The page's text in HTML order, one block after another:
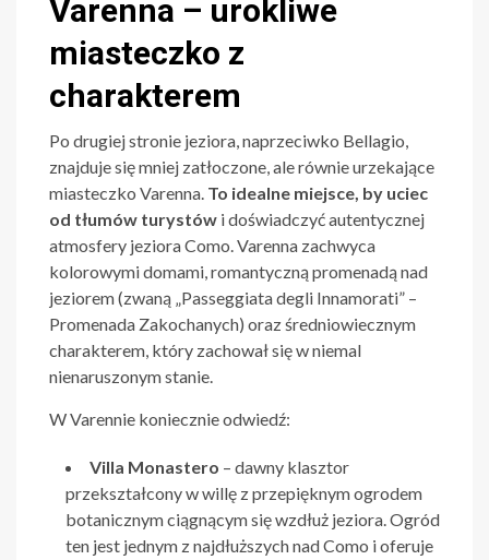
Varenna – urokliwe
miasteczko z
charakterem
Po drugiej stronie jeziora, naprzeciwko Bellagio,
znajduje się mniej zatłoczone, ale równie urzekające
miasteczko Varenna. To idealne miejsce, by uciec
od tłumów turystów i doświadczyć autentycznej
atmosfery jeziora Como. Varenna zachwyca
kolorowymi domami, romantyczną promenadą nad
jeziorem (zwaną „Passeggiata degli Innamorati” –
Promenada Zakochanych) oraz średniowiecznym
charakterem, który zachował się w niemal
nienaruszonym stanie.
W Varennie koniecznie odwiedź:
Villa Monastero – dawny klasztor
przekształcony w willę z przepięknym ogrodem
botanicznym ciągnącym się wzdłuż jeziora. Ogród
ten jest jednym z najdłuższych nad Como i oferuje